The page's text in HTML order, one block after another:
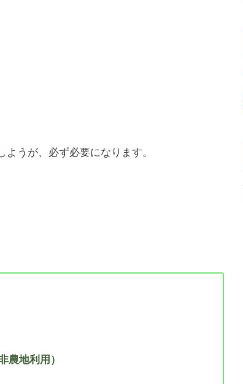
うが、必ず必要になります。
農地利用）